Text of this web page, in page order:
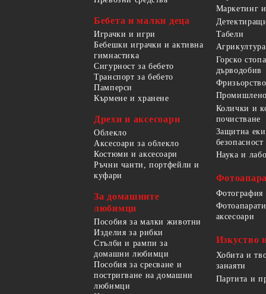
Бебета и малки деца
Играчки и игри
Бебешки играчки и активна
гимнастика
Сигурност за бебето
Транспорт за бебето
Памперси
Кърмене и хранене
Дрехи и аксесоари
Облекло
Аксесоари за облекло
Костюми и аксесоари
Ръчни чанти, портфейли и
куфари
За домашните
любимци
Пособия за малки животни
Изделия за рибки
Стълби и рампи за
домашни любимци
Пособия за сресване и
постригване на домашни
любимци
Маркетинг
Табели
Агрикултура
Горско
дърводобив
Колички и
почистване
Защитна
Наука и
Фотография
аксесоари
Изкуство
Хобита и
занаяти
Партита и